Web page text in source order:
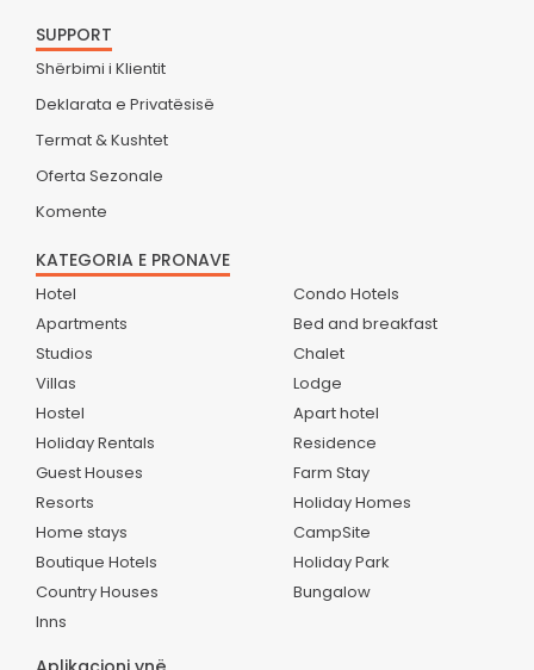
SUPPORT
Shërbimi i Klientit
Deklarata e Privatësisë
Termat & Kushtet
Oferta Sezonale
Komente
KATEGORIA E PRONAVE
Hotel
Apartments
Studios
Villas
Hostel
Holiday Rentals
Guest Houses
Resorts
Home stays
Boutique Hotels
Country Houses
Inns
Condo Hotels
Bed and breakfast
Chalet
Lodge
Apart hotel
Residence
Farm Stay
Holiday Homes
CampSite
Holiday Park
Bungalow